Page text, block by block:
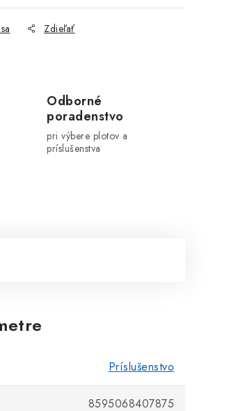
Zdieľať
Odborné
poradenstvo
pri výbere plotov a
príslušenstva
Príslušenstvo
8595068407875